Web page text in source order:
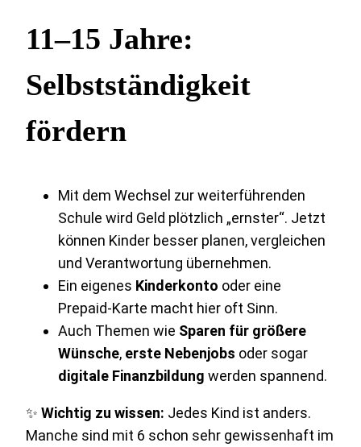
11–15 Jahre:
Selbstständigkeit
fördern
Mit dem Wechsel zur weiterführenden
Schule wird Geld plötzlich „ernster“. Jetzt
können Kinder besser planen, vergleichen
und Verantwortung übernehmen.
Ein eigenes Kinderkonto oder eine
Prepaid-Karte macht hier oft Sinn.
Auch Themen wie Sparen für größere
Wünsche, erste Nebenjobs oder sogar
digitale Finanzbildung werden spannend.
✨ Wichtig zu wissen: Jedes Kind ist anders.
Manche sind mit 6 schon sehr gewissenhaft im